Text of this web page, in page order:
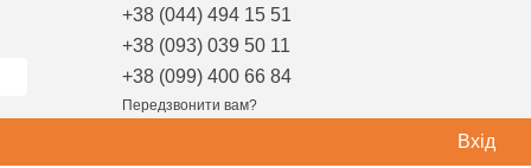
+38 (044) 494 15 51
+38 (093) 039 50 11
+38 (099) 400 66 84
Передзвонити вам?
Вхід